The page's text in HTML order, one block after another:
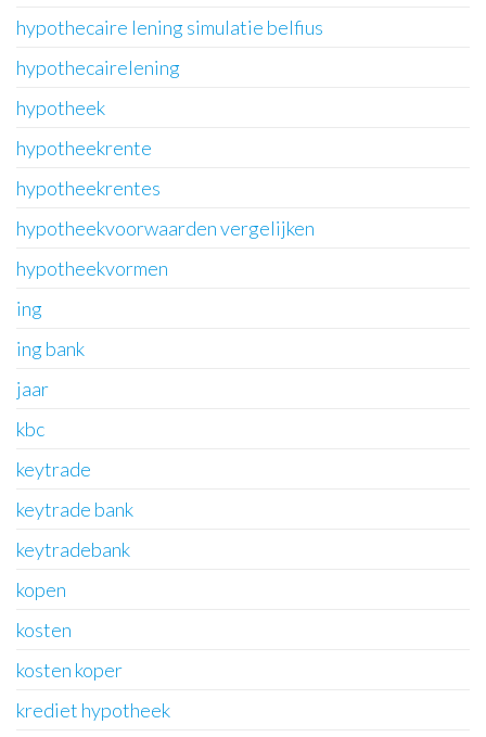
hypothecaire lening simulatie belfius
hypothecairelening
hypotheek
hypotheekrente
hypotheekrentes
hypotheekvoorwaarden vergelijken
hypotheekvormen
ing
ing bank
jaar
kbc
keytrade
keytrade bank
keytradebank
kopen
kosten
kosten koper
krediet hypotheek